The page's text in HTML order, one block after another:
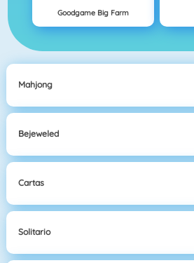
Goodgame Big Farm
Mahjong
Bejeweled
Cartas
Solitario